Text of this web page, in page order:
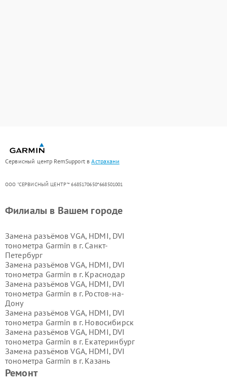
Сервисный центр RemSupport вАстрахани
ООО "СЕРВИСНЫЙ ЦЕНТР"* 6685170650*668501001
Ремонт
Филиалы в Вашем городе
Замена разъёмов VGA, HDMI, DVI
тонометра Garmin в г. Санкт-
Петербург
Замена разъёмов VGA, HDMI, DVI
тонометра Garmin в г. Краснодар
Замена разъёмов VGA, HDMI, DVI
тонометра Garmin в г. Ростов-на-
Дону
Замена разъёмов VGA, HDMI, DVI
тонометра Garmin в г. Новосибирск
Замена разъёмов VGA, HDMI, DVI
тонометра Garmin в г. Екатеринбург
Замена разъёмов VGA, HDMI, DVI
тонометра Garmin в г. Казань
Замена разъёмов VGA, HDMI, DVI
тонометра Garmin в г.